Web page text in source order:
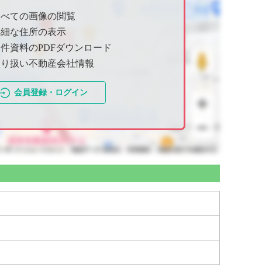
ての画像の閲覧
な住所の表示
資料のPDFダウンロード
扱い不動産会社情報
会員登録・ログイン